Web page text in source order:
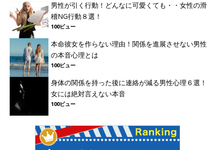
男性が引く行動！どんなに可愛くても・・女性の滑
稽NG行動８選！
100ビュー
本命彼女を作らない理由！関係を進展させない男性
の本音心理とは
100ビュー
身体の関係を持った後に連絡が減る男性心理６選！
女には絶対言えない本音
100ビュー